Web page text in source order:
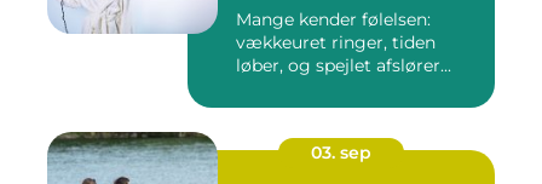
Mange kender følelsen:
vækkeuret ringer, tiden
løber, og spejlet afslører...
03. sep